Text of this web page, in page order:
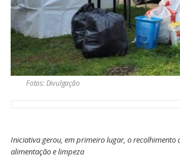
Fotos: Divulgação
Iniciativa gerou, em primeiro lugar, o
alimentação e limpeza